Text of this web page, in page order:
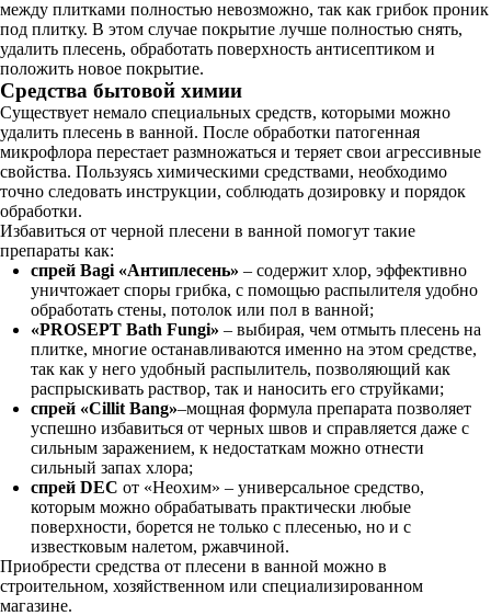
между плитками полностью невозможно, так как грибок проник
под плитку. В этом случае покрытие лучше полностью снять,
удалить плесень, обработать поверхность антисептиком и
положить новое покрытие.
Средства бытовой химии
Существует немало специальных средств, которыми можно
удалить плесень в ванной. После обработки патогенная
микрофлора перестает размножаться и теряет свои агрессивные
свойства. Пользуясь химическими средствами, необходимо
точно следовать инструкции, соблюдать дозировку и порядок
обработки.
Избавиться от черной плесени в ванной помогут такие
препараты как:
спрей Bagi «Антиплесень» – содержит хлор, эффективно
уничтожает споры грибка, с помощью распылителя удобно
обработать стены, потолок или пол в ванной;
«PROSEPT Bath Fungi» – выбирая, чем отмыть плесень на
плитке, многие останавливаются именно на этом средстве,
так как у него удобный распылитель, позволяющий как
распрыскивать раствор, так и наносить его струйками;
спрей «Cillit Bang»–мощная формула препарата позволяет
успешно избавиться от черных швов и справляется даже с
сильным заражением, к недостаткам можно отнести
сильный запах хлора;
спрей DEC от «Неохим» – универсальное средство,
которым можно обрабатывать практически любые
поверхности, борется не только с плесенью, но и с
известковым налетом, ржавчиной.
Приобрести средства от плесени в ванной можно в
строительном, хозяйственном или специализированном
магазине.